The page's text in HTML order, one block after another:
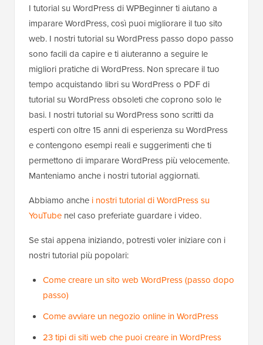
I tutorial su WordPress di WPBeginner ti aiutano a
imparare WordPress, così puoi migliorare il tuo sito
web. I nostri tutorial su WordPress passo dopo passo
sono facili da capire e ti aiuteranno a seguire le
migliori pratiche di WordPress. Non sprecare il tuo
tempo acquistando libri su WordPress o PDF di
tutorial su WordPress obsoleti che coprono solo le
basi. I nostri tutorial su WordPress sono scritti da
esperti con oltre 15 anni di esperienza su WordPress
e contengono esempi reali e suggerimenti che ti
permettono di imparare WordPress più velocemente.
Manteniamo anche i nostri tutorial aggiornati.
Abbiamo anche i nostri tutorial di WordPress su
YouTube nel caso preferiate guardare i video.
Se stai appena iniziando, potresti voler iniziare con i
nostri tutorial più popolari:
Come creare un sito web WordPress (passo dopo
passo)
Come avviare un negozio online in WordPress
23 tipi di siti web che puoi creare in WordPress